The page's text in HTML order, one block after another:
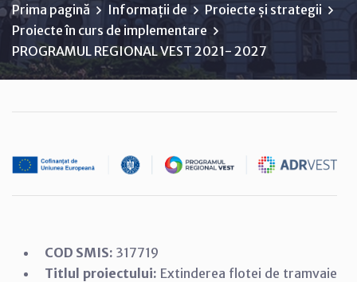
Prima pagină Informații de
Proiecte și strategii
Proiecte în curs de implementare
PROGRAMUL REGIONAL VEST 2021- 2027
COD SMIS: 317719
Titlul proiectului: Extinderea flotei de tramvaie